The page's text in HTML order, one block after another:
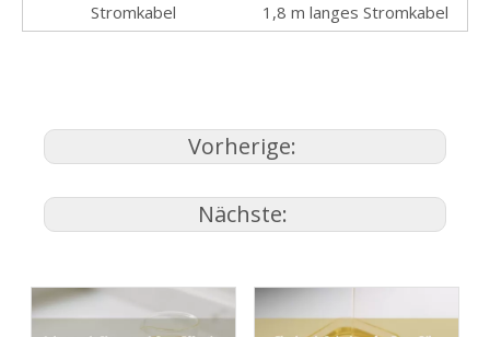
Stromkabel
1,8 m langes Stromkabel
Vorherige:
Nächste: